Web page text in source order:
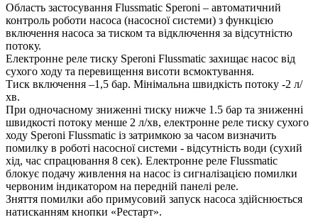
Область застосування Flussmatic Speroni – автоматичний
контроль роботи насоса (насосної системи) з функцією
включення насоса за тиском та відключення за відсутністю
потоку.
Електронне реле тиску Speroni Flussmatic захищає насос від
сухого ходу та перевищення висоти всмоктування.
Тиск включення –1,5 бар. Мінімальна швидкість потоку -2 л/
хв.
При одночасному зниженні тиску нижче 1.5 бар та зниженні
швидкості потоку менше 2 л/хв, електронне реле тиску сухого
ходу Speroni Flussmatic із затримкою за часом визначить
помилку в роботі насосної системи - відсутність води (сухий
хід, час спрацювання 8 сек). Електронне реле Flussmatic
блокує подачу живлення на насос із сигналізацією помилки
червоним індикатором на передній панелі реле.
Зняття помилки або примусовий запуск насоса здійснюється
натисканням кнопки «Рестарт».